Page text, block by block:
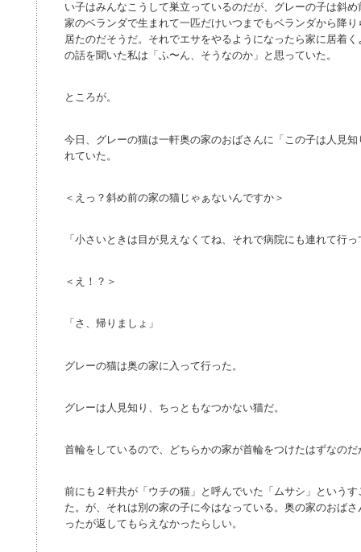
い子はみんなこうして巣立っているのだが、グレーの子は斜
家のベランダで生まれて一匹だけいつまでもベランダから降
居たのだそうだ。それでエサをやるようになったら家に居着
の話を聞いた私は「ふ〜ん、そうなのか」と思っていた。
ところが。
今日、グレーの猫は一軒奥の家のおばさんに「この子は人見
れていた。
＜えっ？斜め前の家の猫じゃぁないんですか＞
「小さいときは目が見えなくてね、それで病院にも連れて行
＜え！？＞
「さ、帰りましょ」
グレーの猫は奥の家に入って行った。
グレーは人見知り、ちっともなつかない猫だ。
首輪をしているので、どちらかの家が首輪をつけたはずなのだ
前にも２軒共が「ウチの猫」と呼んでいた「ムサシ」という
た。が、それは別の家の子に今はなっている。奥の家のおば
ったが返してもらえなかったらしい。